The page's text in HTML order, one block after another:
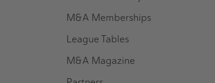
M&A Memberships
League Tables
M&A Magazine